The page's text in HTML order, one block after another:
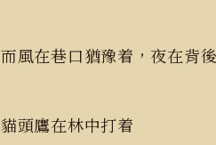
而風在巷口猶豫着，夜在背
貓頭鷹在林中打着